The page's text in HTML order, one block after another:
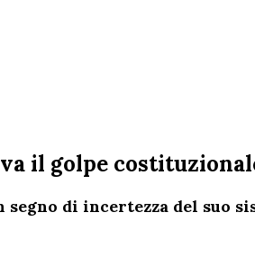
il golpe
segno di incertezza del suo